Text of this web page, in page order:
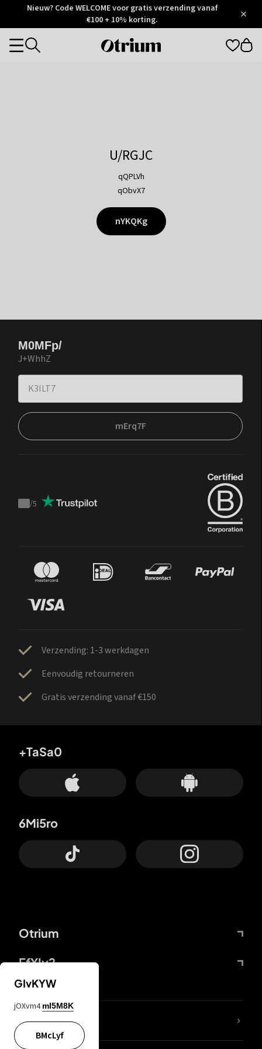
Otrium
Trustpilot
Nieuw? Code WELCOME voor gratis verzending vanaf
€100 + 10% korting.
Otrium
Categories
U/RGJC
qQPLVh
qObvX7
nYKQKg
M0MFp/
J+WhhZ
mErq7F
Trustpilot
/5
Verzending: 1-3 werkdagen
Eenvoudig retourneren
Gratis verzending vanaf €150
Otrium
FfYIy2
+TaSa0
6Mi5ro
KIjvtr
GIvKYW
jOXvm4 mI5M8K
BMcLyf